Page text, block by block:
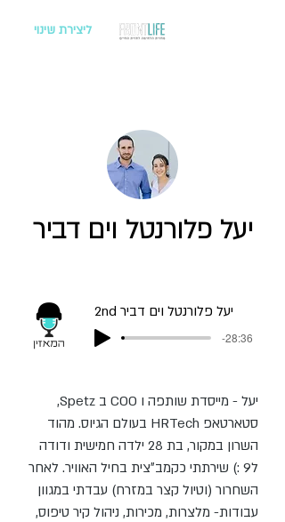
ליצירת שינוי
יעל פלורנטל וים דביר
2nd יעל פלורנטל וים דביר
-28:36
יעל -
מייסדת שותפה ו COO ב Spetz,
סטארטאפ HRTech בעולם הגיוס. מהוד
השרון במקור, בת 28 ילדה חמישית ודודה
ל9 :) שירתתי כקמב״צית בחיל האוויר. לאחר
השחרור (וטיול קצר במזרח) עבדתי במגוון
עבודות- מלצרות, מכירות, ניהול קיר טיפוס,